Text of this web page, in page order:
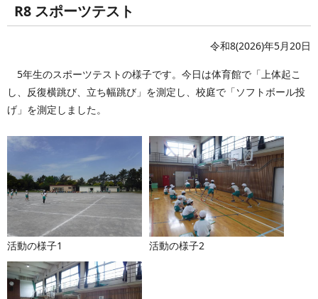
R8 スポーツテスト
令和8(2026)年5月20日
5年生のスポーツテストの様子です。今日は体育館で「上体起こ
し、反復横跳び、立ち幅跳び」を測定し、校庭で「ソフトボール投
げ」を測定しました。
活動の様子1 活動の様子2